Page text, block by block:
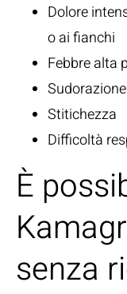
Dolore
o ai fianchi
Febbre alta
Stitichezza
Difficoltà
È
senza